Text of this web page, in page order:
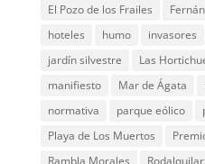
El Pozo de los Frailes
hoteles
humo invasores
jardín silvestre
Las
manifiesto
Mar de Ágata
normativa
parque eólico
Playa de Los Muertos
Rambla Morales
Rodalquilar